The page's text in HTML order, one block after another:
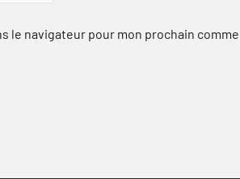
le navigateur pour mon prochain